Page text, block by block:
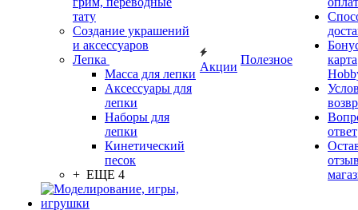
тату
Создание украшений
и аксессуаров
Лепка
Масса для лепки
Аксессуары для
лепки
Наборы для
лепки
Кинетический
песок
+ ЕЩЕ 4
Акции
Полезное
карта
ответ